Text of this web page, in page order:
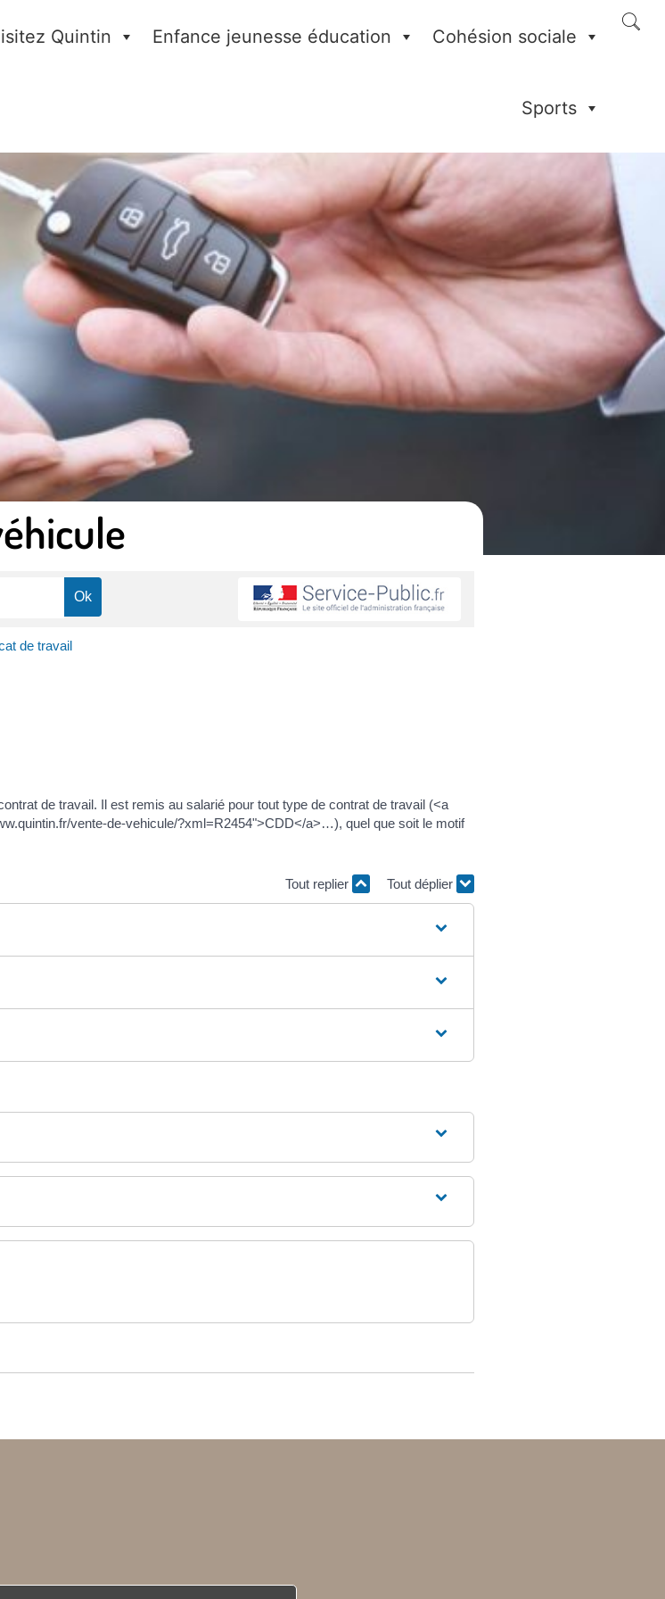
Quintin Enfance jeunesse éducation Cohésion sociale
Sports
de travail
de travail. Il est remis au salarié pour tout type de contrat de travail (<a
vente-de-vehicule/?xml=R2454">CDD</a>…), quel que soit le motif
Tout replier Tout déplier